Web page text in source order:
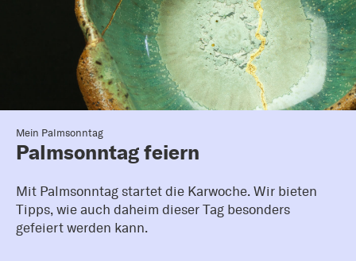
Mein Palmsonntag
Palmsonntag feiern
Mit Palmsonntag startet die Karwoche. Wir bieten
Tipps, wie auch daheim dieser Tag besonders
gefeiert werden kann.